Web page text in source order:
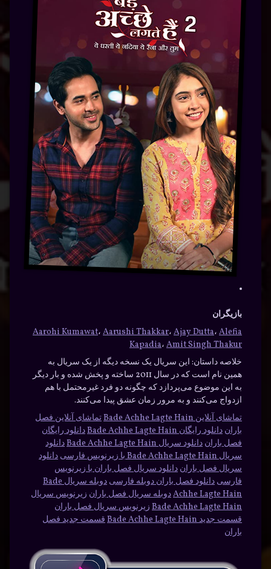
بازیگران
Aarohi Kumawat، Aarushi Thakkar، Ajay Dutta، Alefia
Kapadia، Amit Singh Thakur
خلاصه داستان: این سریال یک نسخه دیگه از یک سریال به
همین نام است که در سال 2011 ساخته و پخش شده و بار دیگر
به این موضوع می‌پردازد که چگونه دو فرد غیرمحتمل با هم
ازدواج می‌کنند و به مرور زمان عشق پیدا می‌کنند.
تماشای آنلاین Bade Achhe Lagte Hain
تماشای آنلاین فصل
باران دانلود رایگان Bade Achhe Lagte Hain
دانلود رایگان
فصل باران دانلود سریال Bade Achhe Lagte Hain
دانلود
سریال Bade Achhe Lagte Hain با زیرنویس فارسی
دانلود
سریال فصل باران دانلود سریال فصل باران با زیرنویس
فارسی دانلود فصل باران دوبله فارسی
دوبله سریال Bade
Achhe Lagte Hainدوبله سریال فصل باران زیرنویس سریال
Bade Achhe Lagte Hain زیرنویس سریال فصل باران
قسمت جدید Bade Achhe Lagte Hain
قسمت جدید فصل
باران